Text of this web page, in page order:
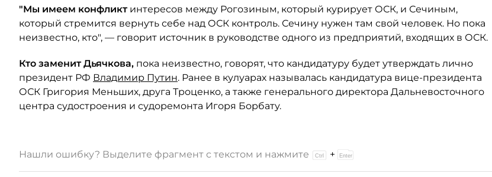
"Мы имеем конфликт интересов между Рогозиным, который курирует ОСК, и Сечиным,
который стремится вернуть себе над ОСК контроль. Сечину нужен там свой человек. Но пока
неизвестно, кто", — говорит источник в руководстве одного из предприятий, входящих в ОСК.
Кто заменит Дьячкова, пока неизвестно, говорят, что кандидатуру будет утверждать лично
президент РФ Владимир Путин. Ранее в кулуарах называлась кандидатура вице-президента
ОСК Григория Меньших, друга Троценко, а также генерального директора Дальневосточного
центра судостроения и судоремонта Игоря Борбату.
Нашли ошибку? Выделите фрагмент с текстом и нажмите +